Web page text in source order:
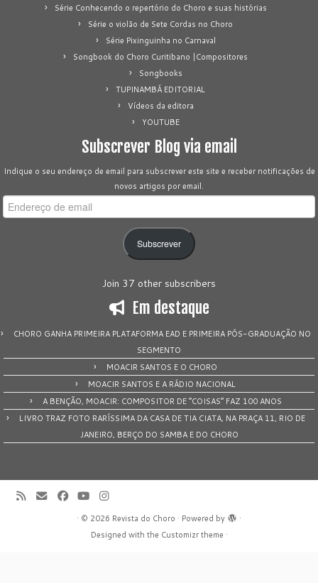
Série Conhecendo o repertório do Choro e suas histórias
Série o violão de Sete Cordas no Choro
Série Pixinguinha no Carnaval
Songbook do Choro Curitibano |Compositores
Songbooks
TUPINAMBÁ EDITORIAL
Vídeos da editora
YOUTUBE
Subscrever Blog via email
Indique o seu endereço de email para subscrever este site e receber notificações de
novos artigos por email.
Endereço
de
Subscrever
Join 37 other subscribers
Em destaque
CHORO GANHA PRIMEIRA PLATAFORMA EAD E PRIMEIRA PÓS-GRADUAÇÃO NO
SEGMENTO
MOACIR SANTOS E O CHORO
MOACIR SANTOS E A RÁDIO NACIONAL
A BENÇÃO, MOACIR: COMPOSITOR DE “COISAS” FAZ 100 ANOS
LIVRO TRAZ FOTO RARÍSSIMA DA CASA DE TIA CIATA, NA PRAÇA 11, RIO DE
JANEIRO, BERÇO DO SAMBA E DO CHORO
· © 2026 Revista do Choro · Powered by
·
Designed with the Customizr theme ·